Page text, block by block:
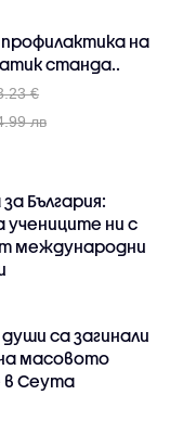
на
станда..
€
лв
България:
учениците ни с
международни
са загинали
масовото
в Сеута